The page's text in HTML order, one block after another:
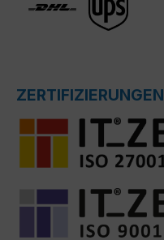
ZERTIFIZIERUNGEN